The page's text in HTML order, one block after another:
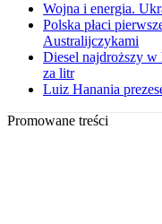
Wojna i energia.
Polska płaci
Australijczykami
Diesel najdroższy w
za litr
Luiz Hanania
Promowane treści